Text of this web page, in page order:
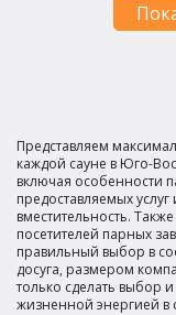
Представляем
каждой сауне в Юго-
включая особенности
предоставляемых
вместительность.
посетителей парных
правильный выбор в
досуга, размером
только сделать выбор
жизненной энергией в